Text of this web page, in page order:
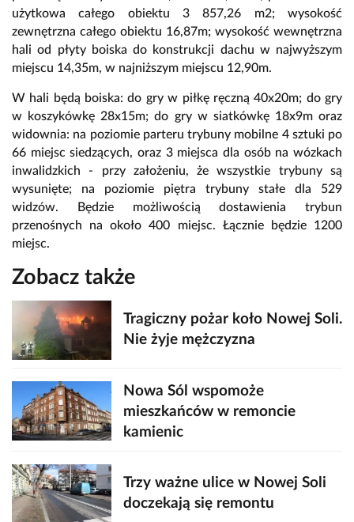
użytkowa całego obiektu 3 857,26 m2; wysokość
zewnętrzna całego obiektu 16,87m; wysokość wewnętrzna
hali od płyty boiska do konstrukcji dachu w najwyższym
miejscu 14,35m, w najniższym miejscu 12,90m.
W hali będą boiska: do gry w piłkę ręczną 40x20m; do gry
w koszykówkę 28x15m; do gry w siatkówkę 18x9m oraz
widownia: na poziomie parteru trybuny mobilne 4 sztuki po
66 miejsc siedzących, oraz 3 miejsca dla osób na wózkach
inwalidzkich - przy założeniu, że wszystkie trybuny są
wysunięte; na poziomie piętra trybuny stałe dla 529
widzów. Będzie możliwością dostawienia trybun
przenośnych na około 400 miejsc. Łącznie będzie 1200
miejsc.
Zobacz także
Tragiczny pożar koło Nowej Soli.
Nie żyje mężczyzna
Nowa Sól wspomoże
mieszkańców w remoncie
kamienic
Trzy ważne ulice w Nowej Soli
doczekają się remontu